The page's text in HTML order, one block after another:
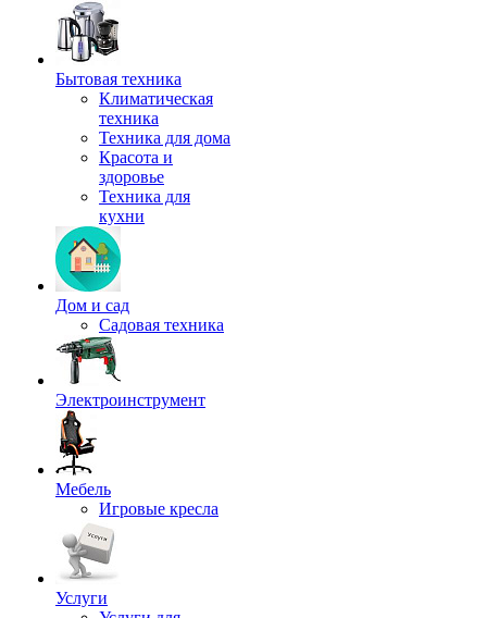
Бытовая техника
Климатическая
техника
Техника для дома
Красота и
здоровье
Техника для
кухни
Дом и сад
Садовая техника
Электроинструмент
Мебель
Игровые кресла
Услуги